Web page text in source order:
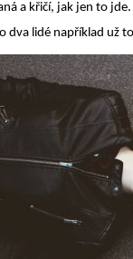
a křičí, jak jen to
dva lidé například už